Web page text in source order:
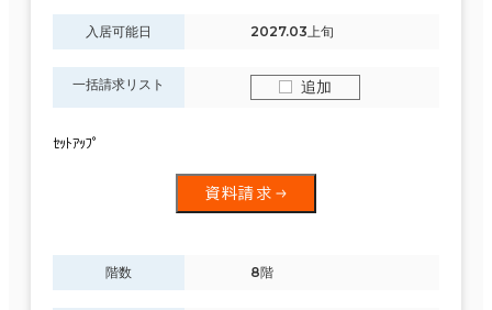
入居可能日 2027.03上旬
一括請求リスト 追加
ｾｯﾄｱｯﾌﾟ
資料請求
階数 8階